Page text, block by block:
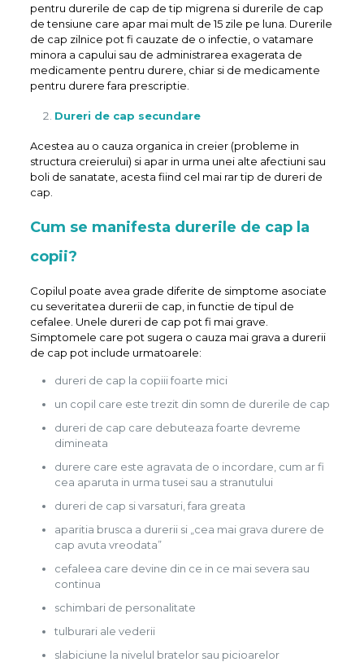
pentru durerile de cap de tip migrena si durerile de cap
de tensiune care apar mai mult de 15 zile pe luna. Durerile
de cap zilnice pot fi cauzate de o infectie, o vatamare
minora a capului sau de administrarea exagerata de
medicamente pentru durere, chiar si de medicamente
pentru durere fara prescriptie.
Dureri de cap secundare
Acestea au o cauza organica in creier (probleme in
structura creierului) si apar in urma unei alte afectiuni sau
boli de sanatate, acesta fiind cel mai rar tip de dureri de
cap.
Cum se manifesta durerile de cap la
copii?
Copilul poate avea grade diferite de simptome asociate
cu severitatea durerii de cap, in functie de tipul de
cefalee. Unele dureri de cap pot fi mai grave.
Simptomele care pot sugera o cauza mai grava a durerii
de cap pot include urmatoarele:
dureri de cap la copiii foarte mici
un copil care este trezit din somn de durerile de cap
dureri de cap care debuteaza foarte devreme
dimineata
durere care este agravata de o incordare, cum ar fi
cea aparuta in urma tusei sau a stranutului
dureri de cap si varsaturi, fara greata
aparitia brusca a durerii si „cea mai grava durere de
cap avuta vreodata”
cefaleea care devine din ce in ce mai severa sau
continua
schimbari de personalitate
tulburari ale vederii
slabiciune la nivelul bratelor sau picioarelor